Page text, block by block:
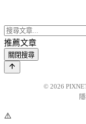
推薦文章
關閉搜尋
© 2026
⚠️